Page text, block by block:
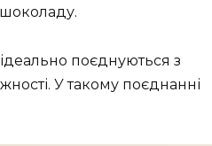
поєднуються з
У такому поєднанні